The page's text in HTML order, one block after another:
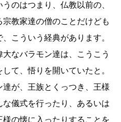
のはつまり、仏教以前の、
教家達の僧のことだけども
こういう経典があります。
なバラモン達は、こうこう
て、悟りを開いていたと。
が、王族とくっつき、王様
儀式を行ったり、あるいは
の懐に入ったりすることを